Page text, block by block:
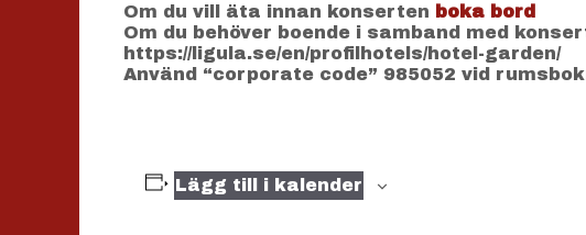
Om du vill äta innan konserten boka bord
Om du behöver boende i samband med
https://ligula.se/en/profilhotels/hotel-garden/
Använd “corporate code” 985052 vid
Lägg till i kalender